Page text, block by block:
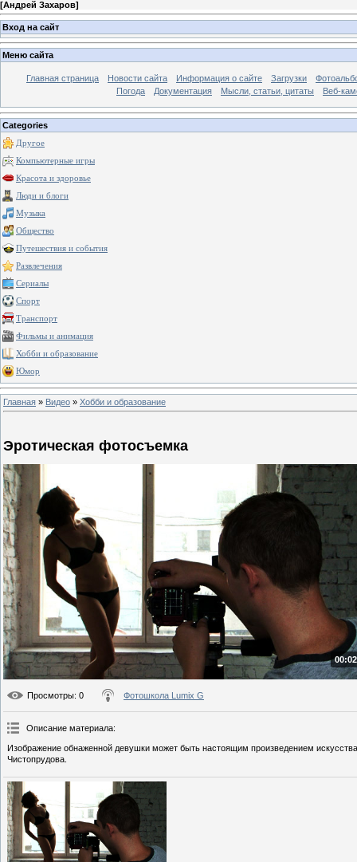
[Андрей Захаров]
Вход на сайт
Меню сайта
Главная страница Новости сайта Информация о сайте Загрузки
Погода
Документация Мысли, статьи, цитаты Веб-
Categories
Другое
Компьютерные игры
Красота и здоровье
Люди и блоги
Музыка
Общество
Путешествия и события
Развлечения
Сериалы
Спорт
Транспорт
Фильмы и анимация
Хобби и образование
Юмор
Главная » Видео » Хобби и образование
Эротическая фотосъемка
Просмотры: 0 Фотошкола Lumix G
Описание материала:
Изображение обнаженной девушки может быть настоящим произведением
Чистопрудова.